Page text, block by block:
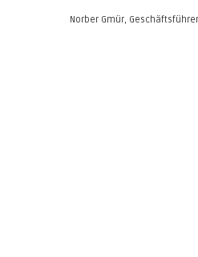
Norber Gmür,